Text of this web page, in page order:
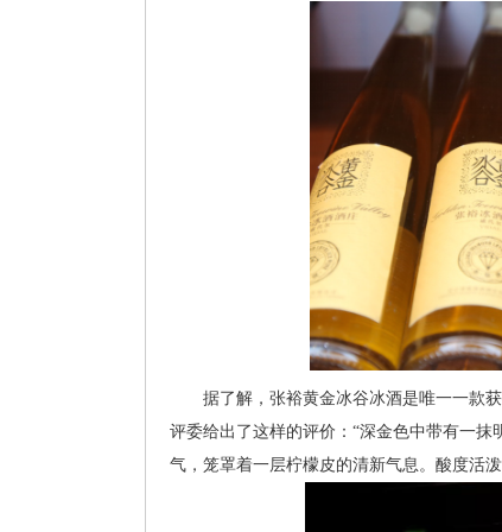
据了解，张裕黄金冰谷冰酒是唯一一款获
评委给出了这样的评价：“深金色中带有一
气，笼罩着一层柠檬皮的清新气息。酸度活